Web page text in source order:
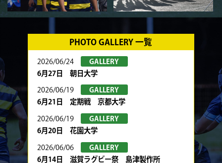
PHOTO GALLERY 一覧
2026/06/24
GALLERY
6月27日 朝日大学
2026/06/19
GALLERY
6月21日 定期戦 京都大学
2026/06/19
GALLERY
6月20日 花園大学
2026/06/06
GALLERY
6月14日 滋賀ラグビー祭 島津製作所